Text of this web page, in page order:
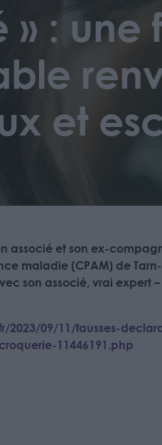
» :
et
associé et son ex-
maladie (CPAM) de
son associé, vrai
2023/09/11/fausses-
11446191.php